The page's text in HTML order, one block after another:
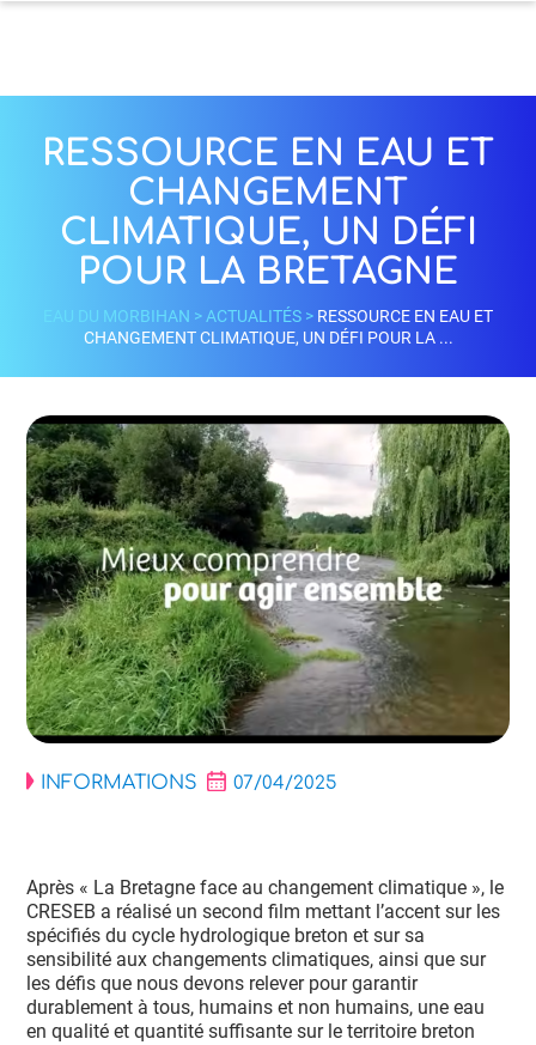
RESSOURCE EN EAU ET
CHANGEMENT
CLIMATIQUE, UN DÉFI
POUR LA BRETAGNE
EAU DU MORBIHAN > ACTUALITÉS > RESSOURCE EN EAU ET
CHANGEMENT CLIMATIQUE, UN DÉFI POUR LA ...
INFORMATIONS 07/04/2025
Après « La Bretagne face au changement climatique », le
CRESEB a réalisé un second film mettant l’accent sur les
spécifiés du cycle hydrologique breton et sur sa
sensibilité aux changements climatiques, ainsi que sur
les défis que nous devons relever pour garantir
durablement à tous, humains et non humains, une eau
en qualité et quantité suffisante sur le territoire breton